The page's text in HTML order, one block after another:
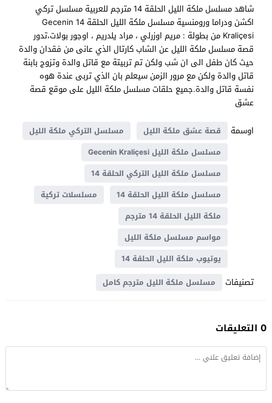
شاهد مسلسل ملكة الليل الحلقة 14 مترجم للعربية مسلسل تركي
اكشن ودراما ورومنسية مسلسل ملكة الليل الحلقة 14 Gecenin
Kraliçesi من بطولة : مريم اوزرلي ، مراد يلدريم ، اوجور بولات،تدور
قصة مسلسل ملكة الليل عن الشاب كارتال الذي عانى من فقدان والدة
حيث كان طفل الى ان شب ولكن تم تربيتة مع قاتل والدة وتزوج بابنة
قاتل والدة ولكن مع مرور الزمن سيعلم بان الذي تربى عندة هوه
نفسة قاتل والدة.جميع حلقات مسلسل ملكة الليل على موقع قصة
عشق
اوسمة
قصة عشق ملكة الليل
مسلسل التركي ملكة الليل
مسلسل ملكة الليل Gecenin Kraliçesi
مسلسل ملكة الليل التركي الحلقة 14
مسلسل ملكة الليل الحلقة 14
مسلسلات تركية
ملكة الليل الحلقة 14 مترجم
مواسم مسلسل ملكة الليل
يوتيوب ملكة الليل الحلقة 14
تصنيفات مسلسل ملكة الليل مترجم كامل
0 التعليقات